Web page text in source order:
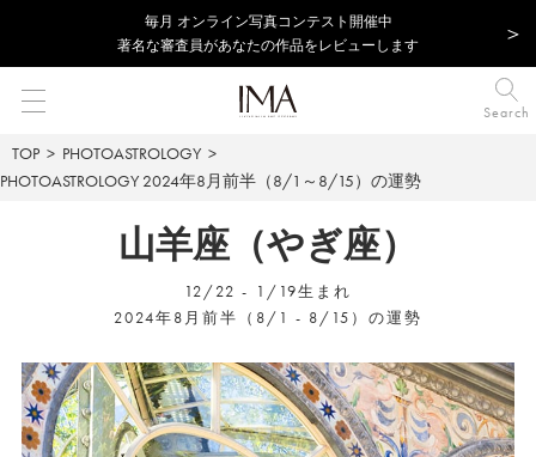
毎⽉ オンライン写真コンテスト開催中
著名な審査員があなたの作品をレビューします
Search
TOP
PHOTOASTROLOGY
PHOTOASTROLOGY 2024年8月前半（8/1～8/15）の運勢
山羊座（やぎ座）
12/22 - 1/19生まれ
2024年8月前半（8/1 - 8/15）の運勢